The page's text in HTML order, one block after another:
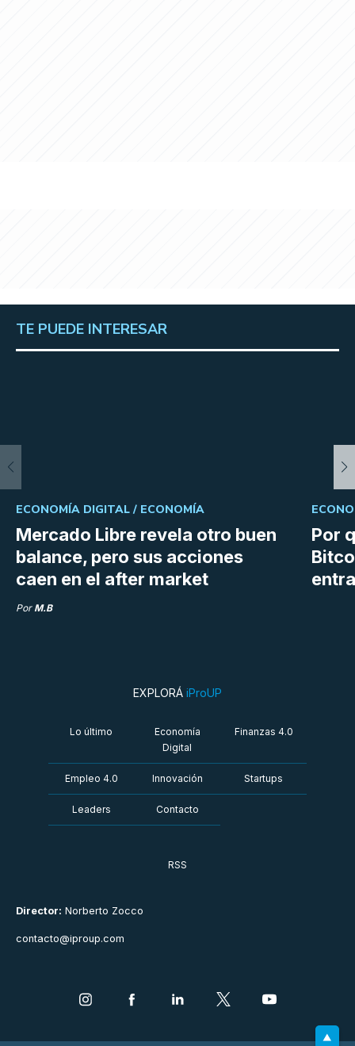
TE PUEDE INTERESAR
Mercado Libre revela otro buen
balance, pero sus acciones
caen en el after market
ECONOMÍA DIGITAL / ECONOMÍA
Por M.B
Por
Director: Norberto Zocco
contacto@iproup.com
EXPLORÁ iProUP
Lo último
Economía
Digital
Finanzas 4.0
Empleo 4.0 Innovación Startups
Leaders Contacto
RSS